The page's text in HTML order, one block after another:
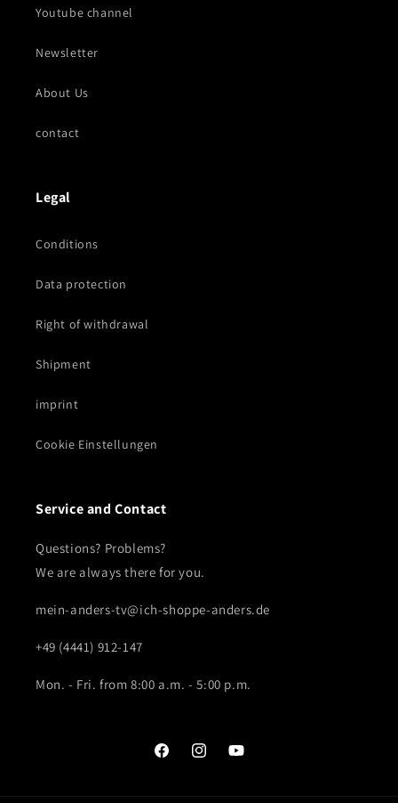
Youtube channel
Newsletter
About Us
contact
Legal
Conditions
Data protection
Right of withdrawal
Shipment
imprint
Cookie Einstellungen
Service and Contact
Questions? Problems?
We are always there for you.
mein-anders-tv@ich-shoppe-anders.de
+49 (4441) 912-147
Mon. - Fri. from 8:00 a.m. - 5:00 p.m.
FacebookInstagramYouTube